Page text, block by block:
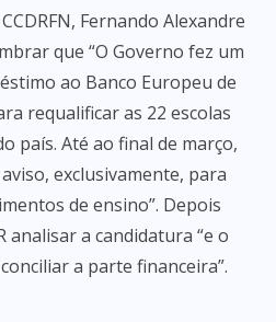
Fernando Alexandre
que “O Governo fez um
ao Banco Europeu de
requalificar as 22 escolas
país. Até ao final de março,
exclusivamente, para
de ensino”. Depois
analisar a candidatura “e o
a parte financeira”.